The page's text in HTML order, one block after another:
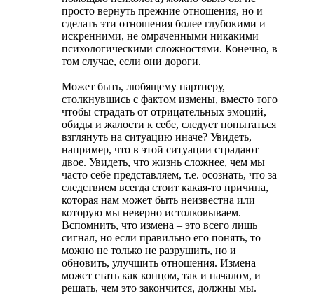
просто вернуть прежние отношения, но и
сделать эти отношения более глубокими и
искренними, не омраченными никакими
психологическими сложностями. Конечно, в
том случае, если они дороги.
Может быть, любящему партнеру,
столкнувшись с фактом измены, вместо того
чтобы страдать от отрицательных эмоций,
обиды и жалости к себе, следует попытаться
взглянуть на ситуацию иначе? Увидеть,
например, что в этой ситуации страдают
двое. Увидеть, что жизнь сложнее, чем мы
часто себе представляем, т.е. осознать, что за
следствием всегда стоит какая-то причина,
которая нам может быть неизвестна или
которую мы неверно истолковываем.
Вспомнить, что измена – это всего лишь
сигнал, но если правильно его понять, то
можно не только не разрушить, но и
обновить, улучшить отношения. Измена
может стать как концом, так и началом, и
решать, чем это закончится, должны мы.